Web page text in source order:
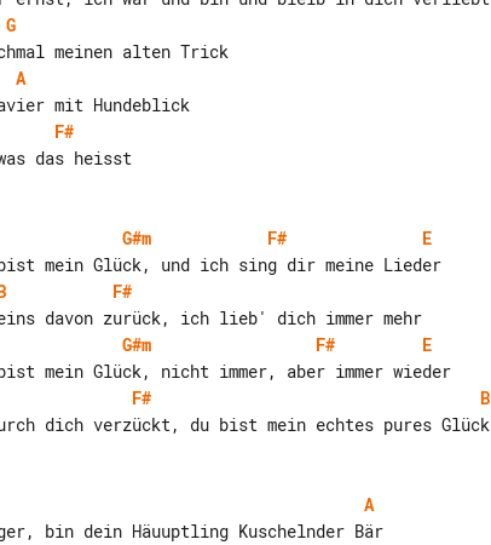
G
A
F#
das heisst
G#m F#
E
F#
G#m F#
E
F#
B
dich verzückt, du bist mein echtes pures Glück
A